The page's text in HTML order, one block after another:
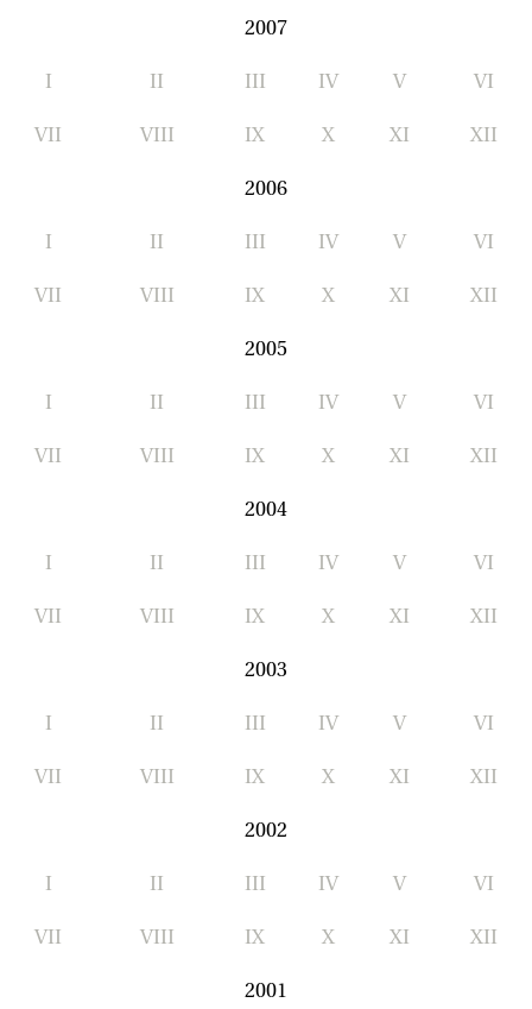
2007
I II III IV V VI
VII VIII IX X XI XII
2006
I II III IV V VI
VII VIII IX X XI XII
2005
I II III IV V VI
VII VIII IX X XI XII
2004
I II III IV V VI
VII VIII IX X XI XII
2003
I II III IV V VI
VII VIII IX X XI XII
2002
I II III IV V VI
VII VIII IX X XI XII
2001